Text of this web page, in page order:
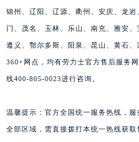
锦州、辽阳、辽源、衢州、安庆、龙
门、茂名、玉林、乐山、南充、雅安
遵义、鄂尔多斯、阳泉、昆山、黄石
360+网点，均有劳力士官方售后服务
线400-805-0023进行咨询。
温馨提示：官方全国统一服务热线，
全部区域，需直接拨打本统一热线获取